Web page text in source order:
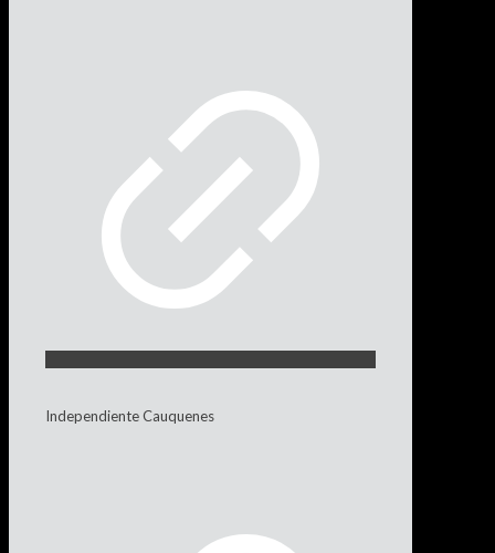
Independiente Cauquenes